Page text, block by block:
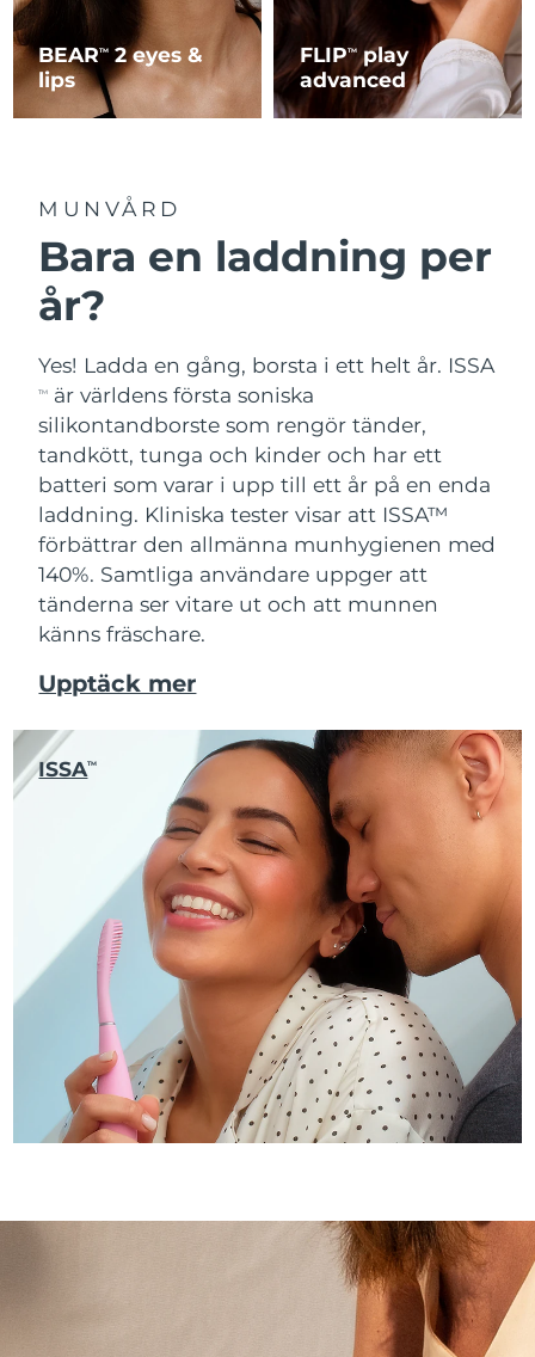
BEARTM
2 eyes &
lips
FLIPTMplay
advanced
MUNVÅRD
Bara en laddning per
år?
Yes! Ladda en gång, borsta i ett helt år. ISSA
TM
är världens första soniska
silikontandborste som rengör tänder,
tandkött, tunga och kinder och har ett
batteri som varar i upp till ett år på en enda
laddning. Kliniska tester visar att ISSA™
förbättrar den allmänna munhygienen med
140%. Samtliga användare uppger att
tänderna ser vitare ut och att munnen
känns fräschare.
Upptäck mer
ISSATM